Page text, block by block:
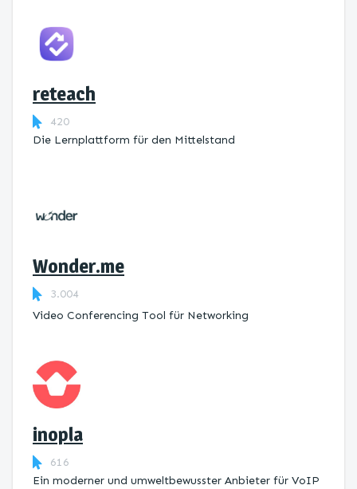
reteach
420
Die Lernplattform ​für den Mittelstand
Wonder.me
3.004
Video Conferencing Tool für Networking
inopla
616
Ein moderner und umweltbewusster Anbieter für VoIP